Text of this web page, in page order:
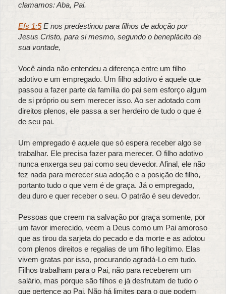
clamamos: Aba, Pai.
Efs 1:5E nos predestinou para filhos de adoção por
Jesus Cristo, para si mesmo, segundo o beneplácito de
sua vontade,
Você ainda não entendeu a diferença entre um filho
adotivo e um empregado. Um filho adotivo é aquele que
passou a fazer parte da família do pai sem esforço algum
de si próprio ou sem merecer isso. Ao ser adotado com
direitos plenos, ele passa a ser herdeiro de tudo o que é
de seu pai.
Um empregado é aquele que só espera receber algo se
trabalhar. Ele precisa fazer para merecer. O filho adotivo
nunca enxerga seu pai como seu devedor. Afinal, ele não
fez nada para merecer sua adoção e a posição de filho,
portanto tudo o que vem é de graça. Já o empregado,
deu duro e quer receber o seu. O patrão é seu devedor.
Pessoas que creem na salvação por graça somente, por
um favor imerecido, veem a Deus como um Pai amoroso
que as tirou da sarjeta do pecado e da morte e as adotou
com plenos direitos e regalias de um filho legítimo. Elas
vivem gratas por isso, procurando agradá-Lo em tudo.
Filhos trabalham para o Pai, não para receberem um
salário, mas porque são filhos e já desfrutam de tudo o
que pertence ao Pai. Não há limites para o que podem